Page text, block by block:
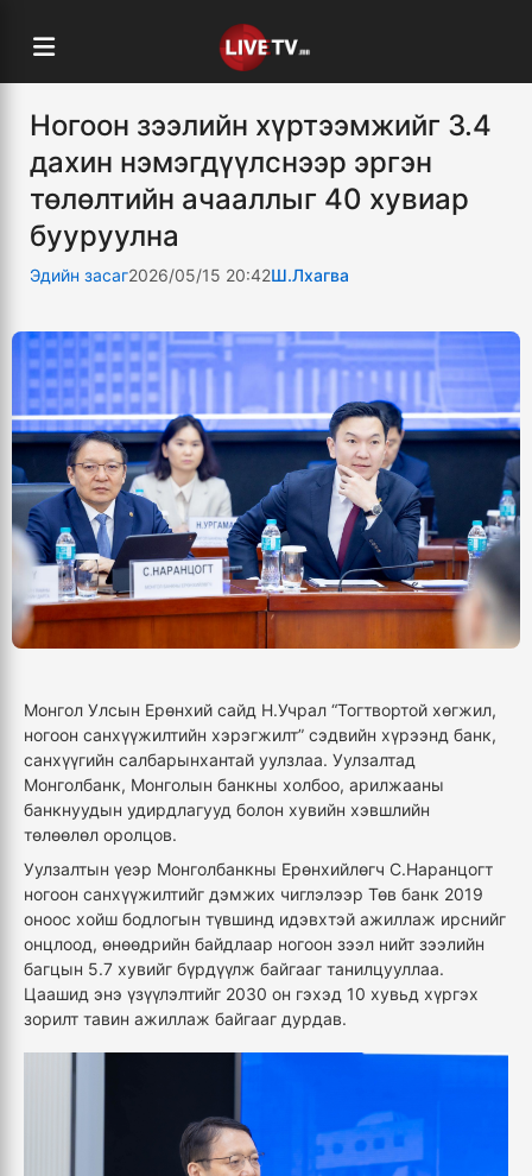
Ногоон зээлийн хүртээмжийг 3.4
дахин нэмэгдүүлснээр эргэн
төлөлтийн ачааллыг 40 хувиар
бууруулна
Эдийн засаг2026/05/15 20:42Ш.Лхагва
Монгол Улсын Ерөнхий сайд Н.Учрал “Тогтвортой хөгжил,
ногоон санхүүжилтийн хэрэгжилт” сэдвийн хүрээнд банк,
санхүүгийн салбарынхантай уулзлаа. Уулзалтад
Монголбанк, Монголын банкны холбоо, арилжааны
банкнуудын удирдлагууд болон хувийн хэвшлийн
төлөөлөл оролцов.
Уулзалтын үеэр Монголбанкны Ерөнхийлөгч С.Наранцогт
ногоон санхүүжилтийг дэмжих чиглэлээр Төв банк 2019
оноос хойш бодлогын түвшинд идэвхтэй ажиллаж ирснийг
онцлоод, өнөөдрийн байдлаар ногоон зээл нийт зээлийн
багцын 5.7 хувийг бүрдүүлж байгааг танилцууллаа.
Цаашид энэ үзүүлэлтийг 2030 он гэхэд 10 хувьд хүргэх
зорилт тавин ажиллаж байгааг дурдав.